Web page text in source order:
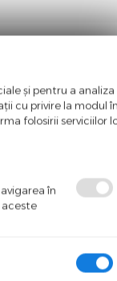
-55
și pentru a analiza
cu privire la modul în
folosirii serviciilor
în
aceste